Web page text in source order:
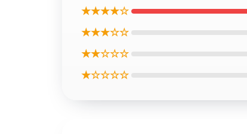
★★★★☆
★★★☆☆
★★☆☆☆
★☆☆☆☆